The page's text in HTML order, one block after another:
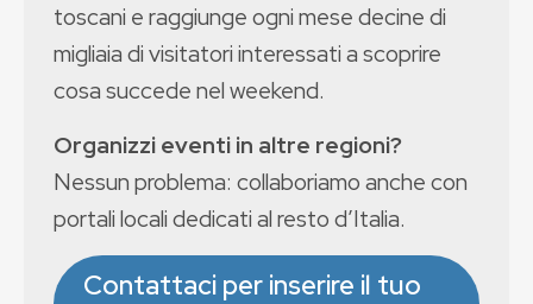
toscani e raggiunge ogni mese decine di
migliaia di visitatori interessati a scoprire
cosa succede nel weekend.
Organizzi eventi in altre regioni?
Nessun problema: collaboriamo anche con
portali locali dedicati al resto d’Italia.
Contattaci per inserire il tuo